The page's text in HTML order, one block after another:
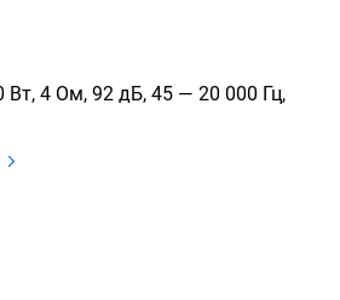
Вт, 4 Ом, 92 дБ, 45 — 20 000 Гц,